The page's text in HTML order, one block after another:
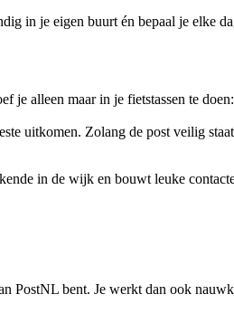
in je eigen buurt én bepaal je elke
alleen maar in je fietstassen te
uitkomen. Zolang de post veilig
in de wijk en bouwt leuke
PostNL bent. Je werkt dan ook